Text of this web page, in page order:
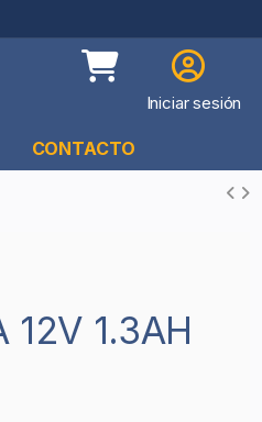
Iniciar sesión
CONTACTO
12V 1.3AH